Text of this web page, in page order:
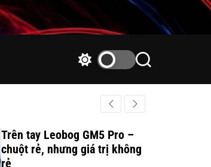
h
c
o
S
r
Trên tay Leobog GM5 Pro –
chuột rẻ, nhưng giá trị không
rẻ